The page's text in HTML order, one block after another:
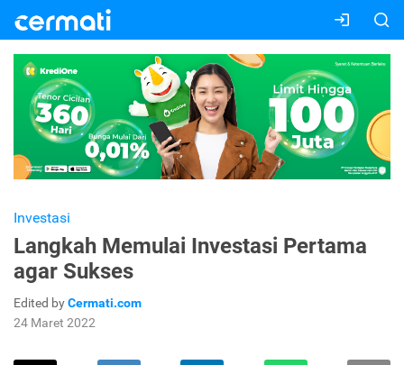
Investasi
Langkah Memulai Investasi Pertama
agar Sukses
Edited byCermati.com
24 Maret 2022